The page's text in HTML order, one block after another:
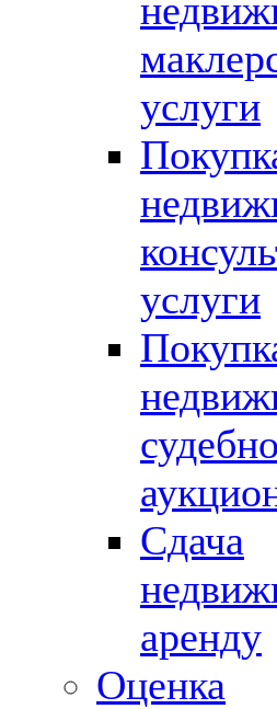
услуги
услуги
Сдача
аренду
Оценка